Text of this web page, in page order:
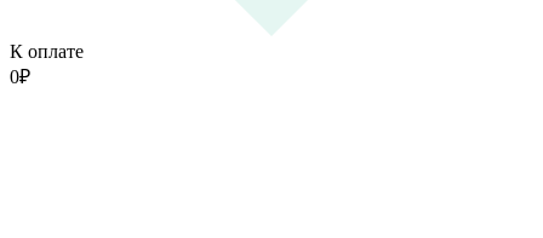
К оплате
0₽